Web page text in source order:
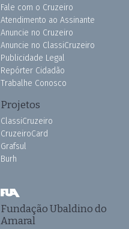
Fale com o Cruzeiro
Atendimento ao Assinante
Anuncie no Cruzeiro
Anuncie no ClassiCruzeiro
Publicidade Legal
Repórter Cidadão
Trabalhe Conosco
Projetos
ClassiCruzeiro
CruzeiroCard
Grafsul
Burh
Fundação Ubaldino do
Amaral